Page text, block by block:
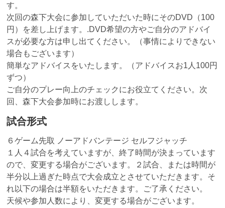
す。
次回の森下大会に参加していただいた時にそのDVD（100
円）を差し上げます。.DVD希望の方やご自分のアドバイ
スが必要な方は申し出てください。（事情によりできない
場合もございます）
簡単なアドバイスをいたします。（アドバイスお1人100円
ずつ）
ご自分のプレー向上のチェックにお役立てください。次
回、森下大会参加時にお渡しします。
試合形式
６ゲーム先取 ノーアドバンテージ セルフジャッチ
１人４試合を考えていますが、終了時間が決まっています
ので、変更する場合がございます。２試合、または時間が
半分以上過ぎた時点で大会成立とさせていただきます。そ
れ以下の場合は半額をいただきます。ご了承ください。
天候や参加人数により、変更する場合がございます。